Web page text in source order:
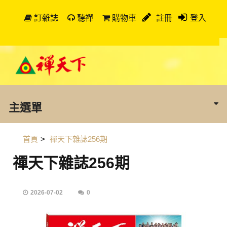
訂雜誌 聽禪 購物車 註冊 登入
主選單
首頁 > 禪天下雜誌256期
禪天下雜誌256期
2026-07-02 0